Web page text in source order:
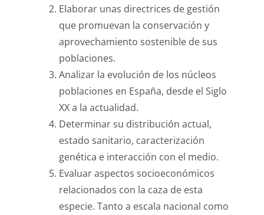
Elaborar unas directrices de gestión
que promuevan la conservación y
aprovechamiento sostenible de sus
poblaciones.
Analizar la evolución de los núcleos
poblaciones en España, desde el Siglo
XX a la actualidad.
Determinar su distribución actual,
estado sanitario, caracterización
genética e interacción con el medio.
Evaluar aspectos socioeconómicos
relacionados con la caza de esta
especie. Tanto a escala nacional como